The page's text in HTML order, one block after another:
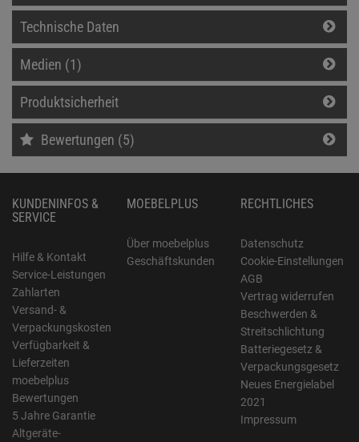
Technische Daten
Medien (1)
Produktsicherheit
Bewertungen (5)
KUNDENINFOS &
SERVICE
Hilfe & Kontakt
Service-Leistungen
Zahlarten
Versand- &
Verpackungskosten
Verfügbarkeit &
Lieferzeiten
moebelplus
Bewertungen
5 Jahre Garantie
Altgeräte-
MOEBELPLUS
Über moebelplus
Geschäftskunden
RECHTLICHES
Datenschutz
Cookie-Einstellungen
AGB
Vertrag widerrufen
Beschwerden &
Streitschlichtung
Batteriegesetz &
Verpackungsgesetz
Neues Energielabel
2021
Impressum